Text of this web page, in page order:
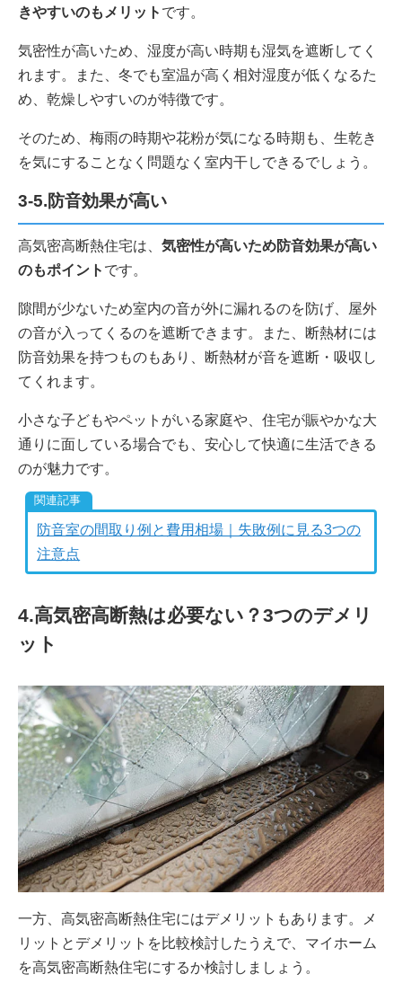
きやすいのもメリット です。
気密性が高いため、湿度が高い時期も湿気を遮断してく
れます。また、冬でも室温が高く相対湿度が低くなるた
め、乾燥しやすいのが特徴です。
そのため、梅雨の時期や花粉が気になる時期も、生乾き
を気にすることなく問題なく室内干しできるでしょう。
3-5.防音効果が高い
高気密高断熱住宅は、 気密性が高いため防音効果が高い
のもポイント です。
隙間が少ないため室内の音が外に漏れるのを防げ、屋外
の音が入ってくるのを遮断できます。また、断熱材には
防音効果を持つものもあり、断熱材が音を遮断・吸収し
てくれます。
小さな子どもやペットがいる家庭や、住宅が賑やかな大
通りに面している場合でも、安心して快適に生活できる
のが魅力です。
防音室の間取り例と費用相場｜失敗例に見る3つの
注意点
4.高気密高断熱は必要ない？3つのデメリ
ット
一方、高気密高断熱住宅にはデメリットもあります。メ
リットとデメリットを比較検討したうえで、マイホーム
を高気密高断熱住宅にするか検討しましょう。